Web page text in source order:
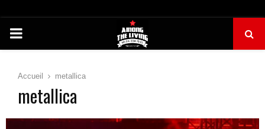
PRIMARY
Accueil metallica
metallica